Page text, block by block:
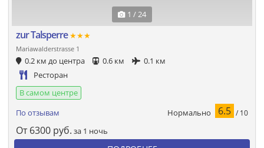
1 / 24
zur Talsperre★★★
Mariawalderstrasse 1
0.2 км до центра 0.6 км
0.1 км
Ресторан
В самом центре
По отзывам
Нормально 6.5 / 10
От 6300 руб. за 1 ночь